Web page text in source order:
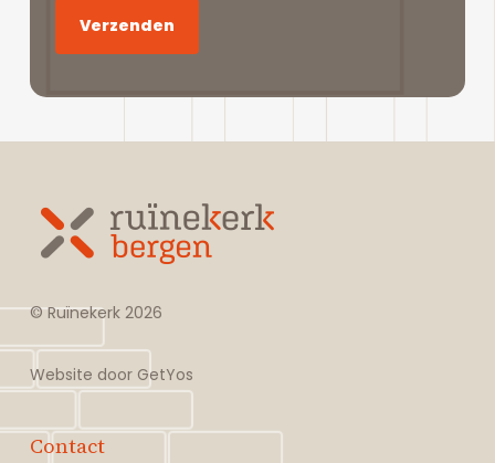
© Ruïnekerk 2026
Website doorGetYos
Contact